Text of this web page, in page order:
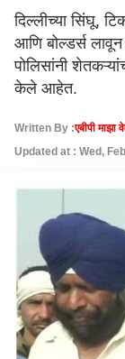
दिल्लीच्या सिंघू,
आणि बोल्डर्स
पोलिसांनी
केले आहेत.
Written By :एबीपी माझा
Updated at : Wed,